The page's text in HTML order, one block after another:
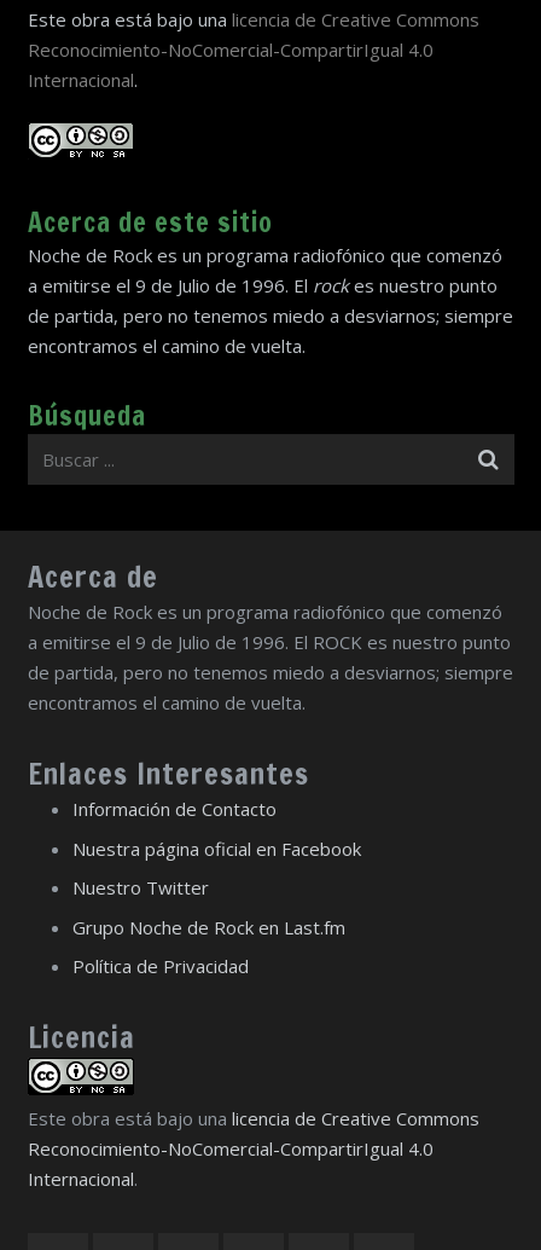
Este obra está bajo una licencia de Creative Commons
Reconocimiento-NoComercial-CompartirIgual 4.0
Internacional.
Acerca de este sitio
Noche de Rock es un programa radiofónico que comenzó
a emitirse el 9 de Julio de 1996. El rockes nuestro punto
de partida, pero no tenemos miedo a desviarnos; siempre
encontramos el camino de vuelta.
Búsqueda
Acerca de
Noche de Rock es un programa radiofónico que comenzó
a emitirse el 9 de Julio de 1996. El ROCK es nuestro punto
de partida, pero no tenemos miedo a desviarnos; siempre
encontramos el camino de vuelta.
Enlaces Interesantes
Información de Contacto
Nuestra página oficial en Facebook
Nuestro Twitter
Grupo Noche de Rock en Last.fm
Política de Privacidad
Licencia
Este obra está bajo una licencia de Creative Commons
Reconocimiento-NoComercial-CompartirIgual 4.0
Internacional.